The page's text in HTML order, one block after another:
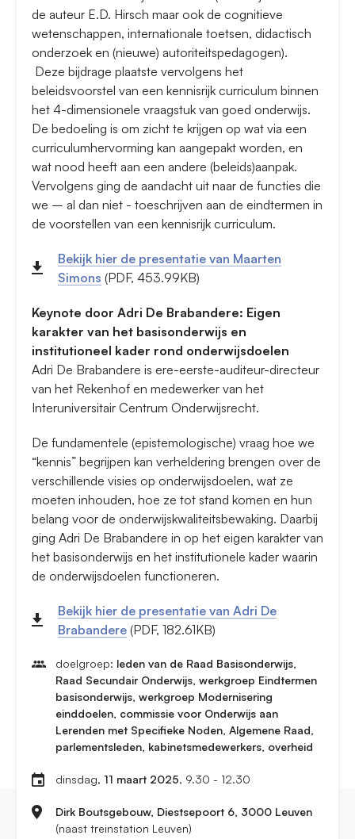
de auteur E.D. Hirsch maar ook de cognitieve
wetenschappen, internationale toetsen, didactisch
onderzoek en (nieuwe) autoriteitspedagogen).
Deze bijdrage plaatste vervolgens het
beleidsvoorstel van een kennisrijk curriculum binnen
het 4-dimensionele vraagstuk van goed onderwijs.
De bedoeling is om zicht te krijgen op wat via een
curriculumhervorming kan aangepakt worden, en
wat nood heeft aan een andere (beleids)aanpak.
Vervolgens ging de aandacht uit naar de functies die
we – al dan niet - toeschrijven aan de eindtermen in
de voorstellen van een kennisrijk curriculum.
Bekijk hier de presentatie van Maarten
Simons (PDF, 453.99KB)
Keynote door Adri De Brabandere: Eigen
karakter van het basisonderwijs en
institutioneel kader rond onderwijsdoelen
Adri De Brabandere is ere-eerste-auditeur-directeur
van het Rekenhof en medewerker van het
Interuniversitair Centrum Onderwijsrecht.
De fundamentele (epistemologische) vraag hoe we
“kennis” begrijpen kan verheldering brengen over de
verschillende visies op onderwijsdoelen, wat ze
moeten inhouden, hoe ze tot stand komen en hun
belang voor de onderwijskwaliteitsbewaking. Daarbij
ging Adri De Brabandere in op het eigen karakter van
het basisonderwijs en het institutionele kader waarin
de onderwijsdoelen functioneren.
Bekijk hier de presentatie van Adri De
Brabandere (PDF, 182.61KB)
doelgroep: leden van de Raad Basisonderwijs,
Raad Secundair Onderwijs, werkgroep Eindtermen
basisonderwijs, werkgroep Modernisering
einddoelen, commissie voor Onderwijs aan
Lerenden met Specifieke Noden, Algemene Raad,
parlementsleden, kabinetsmedewerkers, overheid
dinsdag, 11 maart 2025, 9.30 - 12.30
Dirk Boutsgebouw, Diestsepoort 6, 3000 Leuven
(naast treinstation Leuven)